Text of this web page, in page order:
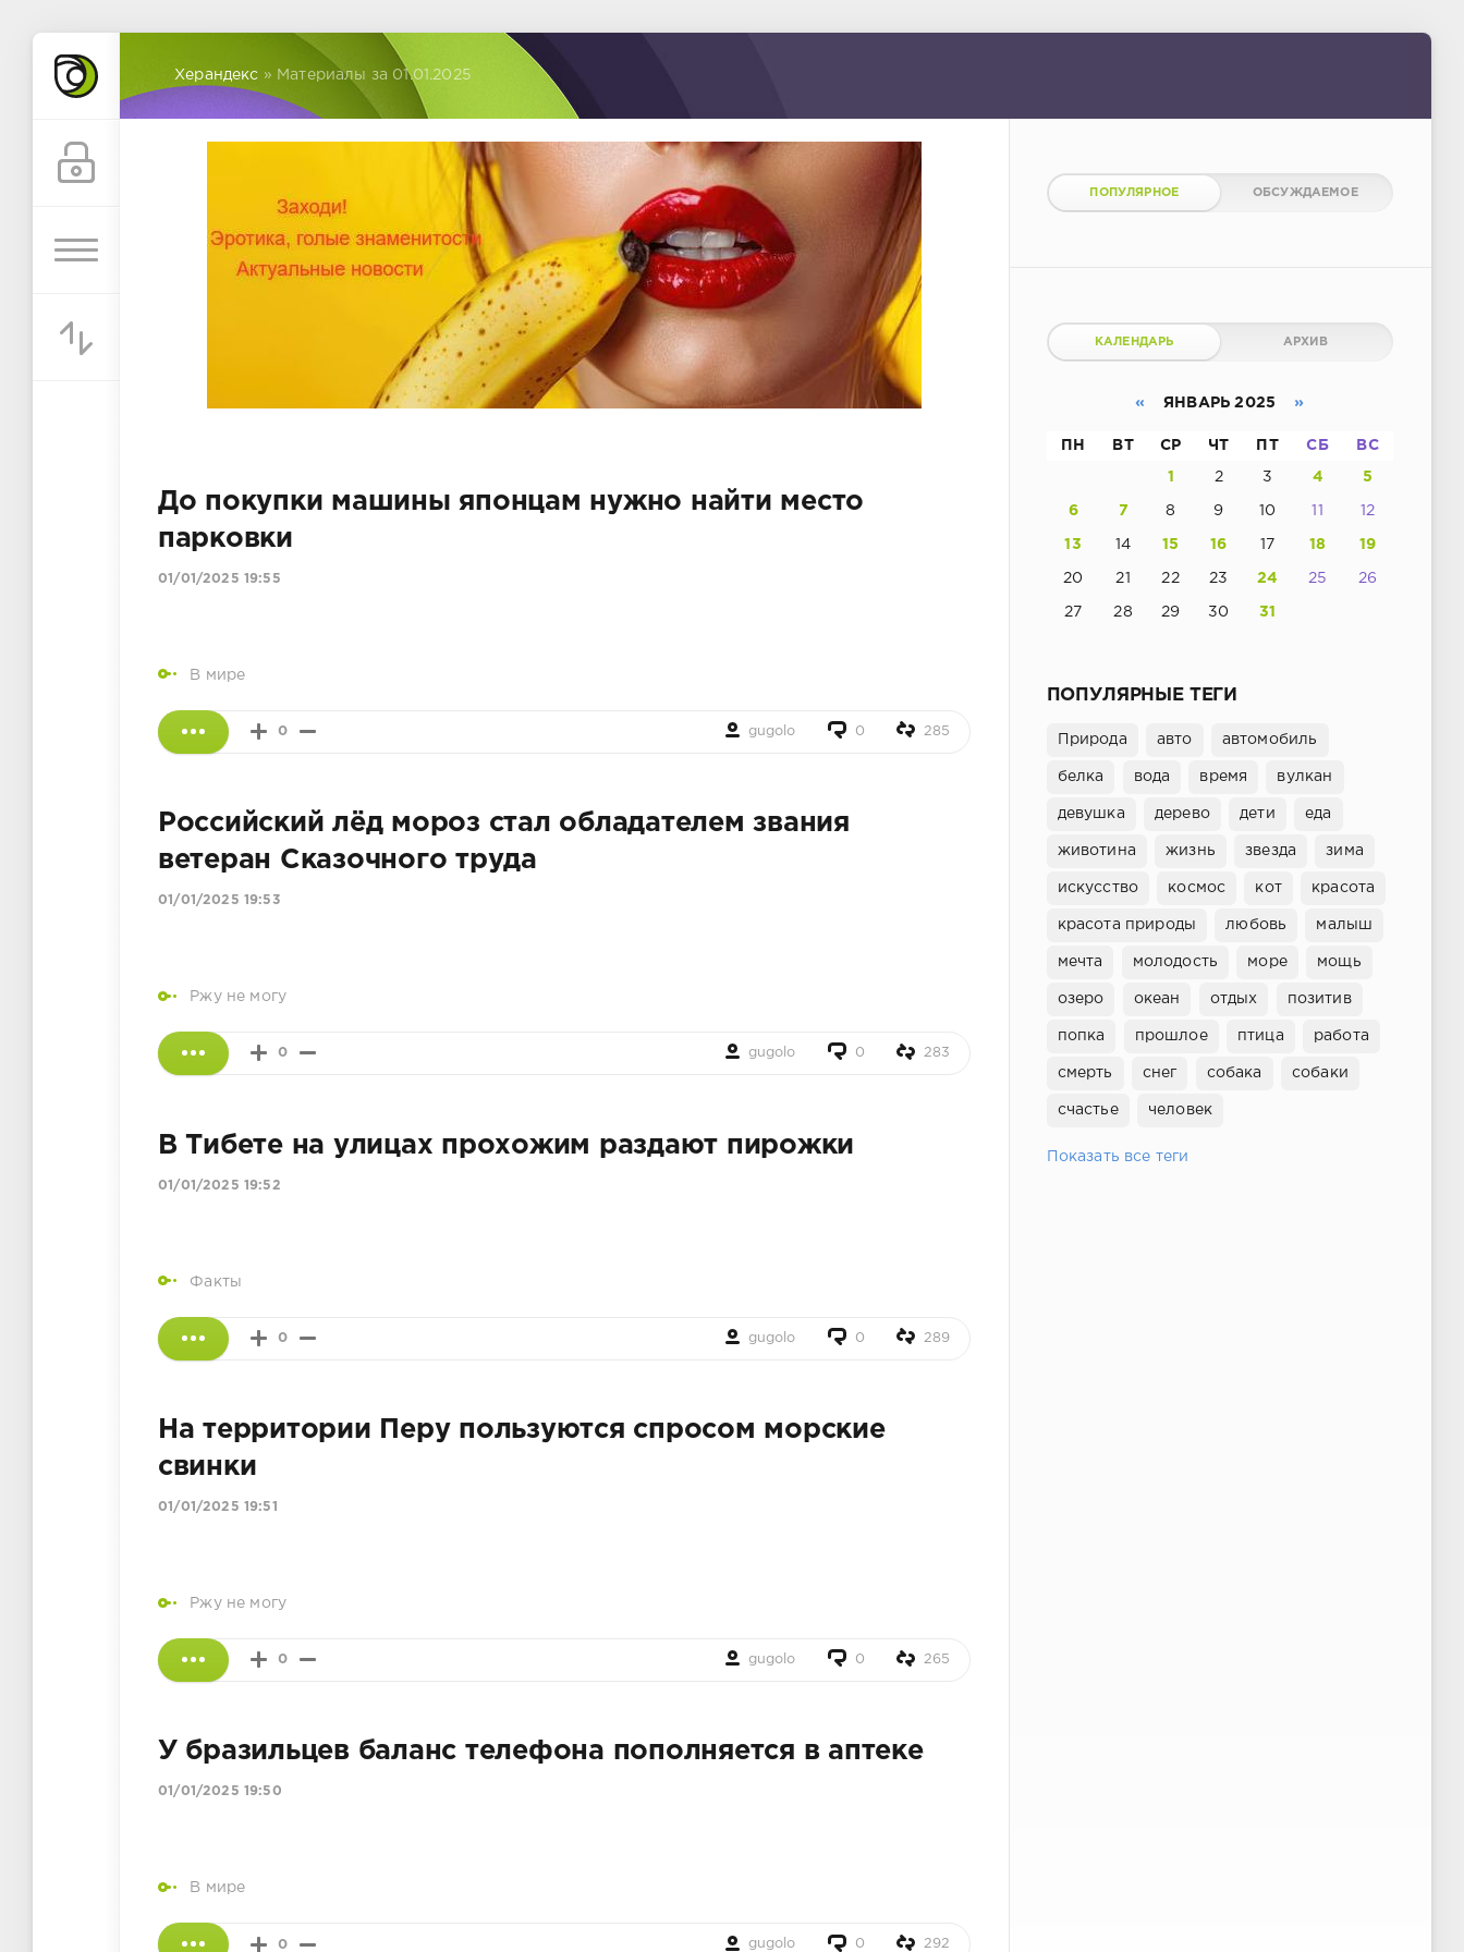
Херандекс » Материалы за 01.01.2025
До покупки машины японцам нужно найти место
парковки
01/01/2025 19:55
В мире
0 gugolo 0 285
Российский лёд мороз стал обладателем звания
ветеран Сказочного труда
01/01/2025 19:53
Ржу не могу
0 gugolo 0 283
В Тибете на улицах прохожим раздают пирожки
01/01/2025 19:52
Факты
0 gugolo 0 289
На территории Перу пользуются спросом морские
свинки
01/01/2025 19:51
Ржу не могу
0 gugolo 0 265
У бразильцев баланс телефона пополняется в аптеке
01/01/2025 19:50
В мире
0 gugolo 0 292
ПОПУЛЯРНОЕ ОБСУЖДАЕМОЕ
КАЛЕНДАРЬ АРХИВ
« ЯНВАРЬ 2025 »
ПН ВТ СР ЧТ ПТ СБ ВС
1 2 3 4 5
6 7 8 9 10 11 12
13 14 15 16 17 18 19
20 21 22 23 24 25 26
27 28 29 30 31
ПОПУЛЯРНЫЕ ТЕГИ
Природа авто автомобиль
белка вода время вулкан
девушка дерево дети еда
животина жизнь звезда зима
искусство космос кот красота
красота природы любовь малыш
мечта молодость море мощь
озеро океан отдых позитив
попка прошлое птица работа
смерть снег собака собаки
счастье человек
Показать все теги